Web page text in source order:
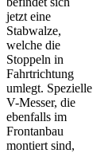
jetzt eine
Stabwalze,
welche die
Stoppeln in
Fahrtrichtung
umlegt. Spezielle
V-Messer, die
ebenfalls im
Frontanbau
montiert sind,